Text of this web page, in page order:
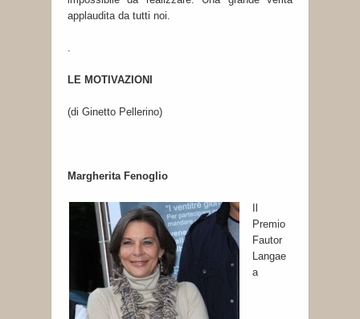
applaudita da tutti noi.
.
LE MOTIVAZIONI
(di Ginetto Pellerino)
Margherita Fenoglio
Premio
Fautor
Langae
a